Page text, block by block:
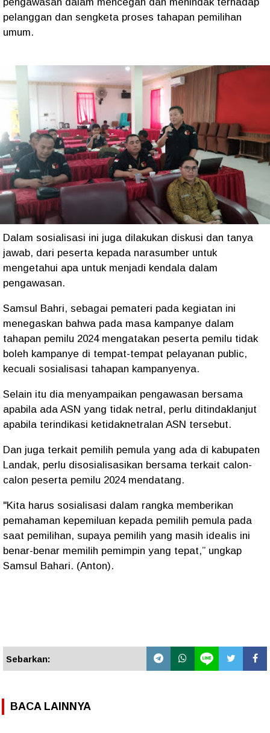
pelanggan dan sengketa proses tahapan pemilihan
umum.
Dalam sosialisasi ini juga dilakukan diskusi dan tanya
jawab, dari peserta kepada narasumber untuk
mengetahui apa untuk menjadi kendala dalam
pengawasan.
Samsul Bahri, sebagai pemateri pada kegiatan ini
menegaskan bahwa pada masa kampanye dalam
tahapan pemilu 2024 mengatakan peserta pemilu tidak
boleh kampanye di tempat-tempat pelayanan public,
kecuali sosialisasi tahapan kampanyenya.
Selain itu dia menyampaikan pengawasan bersama
apabila ada ASN yang tidak netral, perlu ditindaklanjut
apabila terindikasi ketidaknetralan ASN tersebut.
Dan juga terkait pemilih pemula yang ada di kabupaten
Landak, perlu disosialisasikan bersama terkait calon-
calon peserta pemilu 2024 mendatang.
"Kita harus sosialisasi dalam rangka memberikan
pemahaman kepemiluan kepada pemilih pemula pada
saat pemilihan, supaya pemilih yang masih idealis ini
benar-benar memilih pemimpin yang tepat,” ungkap
Samsul Bahari. (Anton).
Sebarkan:
BACA LAINNYA